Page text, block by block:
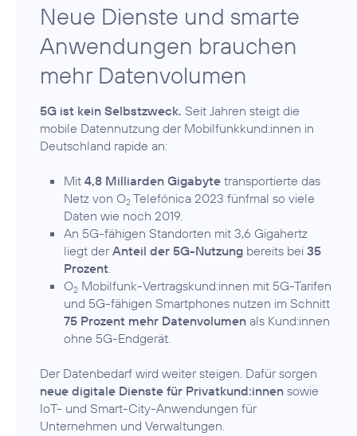
Neue Dienste und smarte
Anwendungen brauchen
mehr Datenvolumen
5G ist kein Selbstzweck. Seit Jahren steigt die
mobile Datennutzung der Mobilfunkkund:innen in
Deutschland rapide an:
Mit 4,8 Milliarden Gigabyte transportierte das
Netz von O2 Telefónica 2023 fünfmal so viele
Daten wie noch 2019.
An 5G-fähigen Standorten mit 3,6 Gigahertz
liegt derAnteil der 5G-Nutzung bereits bei 35
Prozent
O2 Mobilfunk-Vertragskund:innen mit 5G-Tarifen
und 5G-fähigen Smartphones nutzen im Schnitt
75 Prozent mehr Datenvolumen als Kund:innen
ohne 5G-Endgerät.
Der Datenbedarf wird weiter steigen. Dafür sorgen
neue digitale Dienste für Privatkund:innen sowie
IoT- und Smart-City-Anwendungen für
Unternehmen und Verwaltungen.